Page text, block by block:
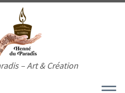
– Art & Création